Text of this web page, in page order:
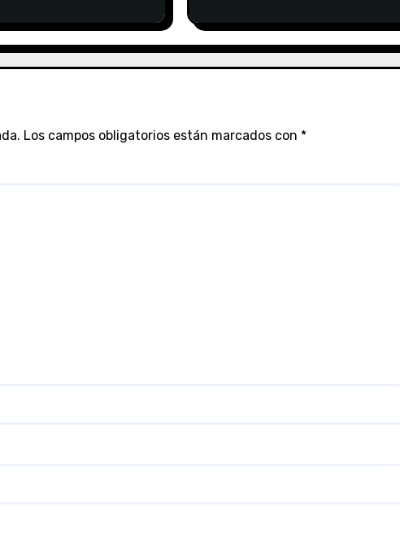
Los campos obligatorios están marcados con *